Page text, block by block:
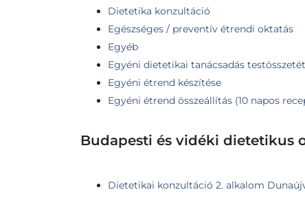
Dietetika konzultáció
Egészséges / preventív étrendi oktatás
Egyéb
Egyéni dietetikai tanácsadás
Egyéni étrend készítése
Egyéni étrend összeállítás (10 napos
Budapesti és vidéki dietetikus
Dietetikai konzultáció 2. alkalom